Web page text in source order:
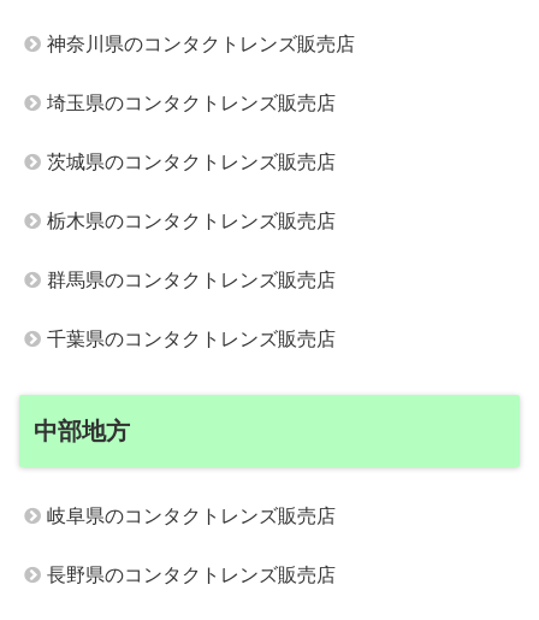
神奈川県のコンタクトレンズ販売店
埼玉県のコンタクトレンズ販売店
茨城県のコンタクトレンズ販売店
栃木県のコンタクトレンズ販売店
群馬県のコンタクトレンズ販売店
千葉県のコンタクトレンズ販売店
中部地方
岐阜県のコンタクトレンズ販売店
長野県のコンタクトレンズ販売店